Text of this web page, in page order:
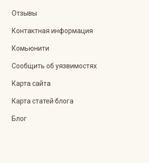
Отзывы
Контактная информация
Комьюнити
Сообщить об уязвимостях
Карта сайта
Карта статей блога
Блог